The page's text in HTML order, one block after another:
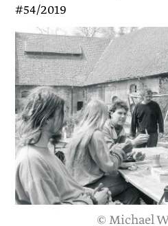
#54/2019
© Michael